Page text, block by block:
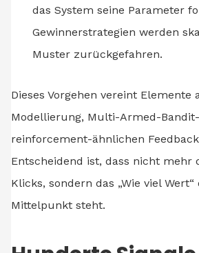
das System seine Parameter
Gewinnerstrategien werden
Muster zurückgefahren.
Dieses Vorgehen vereint Elemente
Modellierung, Multi-Armed-
reinforcement-ähnlichen
Entscheidend ist, dass nicht mehr
Klicks, sondern das „Wie viel
Mittelpunkt steht.